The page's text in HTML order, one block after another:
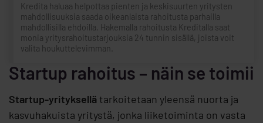
Kredita haluaa helpottaa pienten ja keskisuurten yritysten
mahdollisuuksia saada oikeanlaista rahoitusta parhailla
mahdollisilla ehdoilla. Hakemalla rahoitusta Kreditalla saat
monia yritysrahoitustarjouksia 24 tunnin sisällä, joista voit
valita houkuttelevimman.
Startup rahoitus – näin se toimii
Startup-yrityksellä tarkoitetaan yleensä nuorta ja
kasvuhakuista yritystä, jonka liiketoiminta on vasta